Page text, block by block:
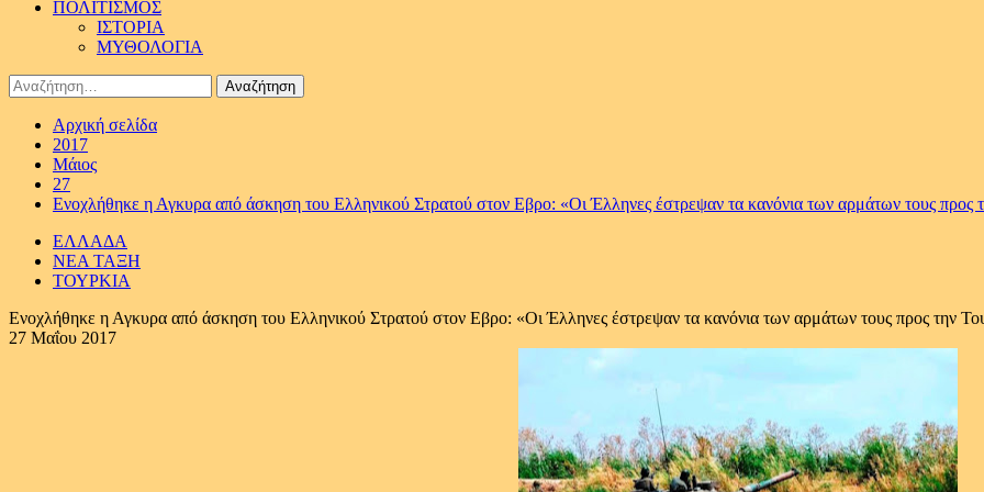
ΠΟΛΙΤΙΣΜΟΣ
ΙΣΤΟΡΙΑ
ΜΥΘΟΛΟΓΙΑ
Αναζήτηση
για:
Αρχική σελίδα
2017
Μάιος
27
Ενοχλήθηκε η Αγκυρα από άσκηση του Ελληνικού Στρατού στον Εβρο: «Οι Έλληνες έστρεψαν τα κανόνια των αρμάτων τους προς
ΕΛΛΑΔΑ
ΝΕΑ ΤΑΞΗ
ΤΟΥΡΚΙΑ
Ενοχλήθηκε η Αγκυρα από άσκηση του Ελληνικού Στρατού στον Εβρο: «Οι Έλληνες έστρεψαν τα κανόνια των αρμάτων τους προς την
27 Μαΐου 2017